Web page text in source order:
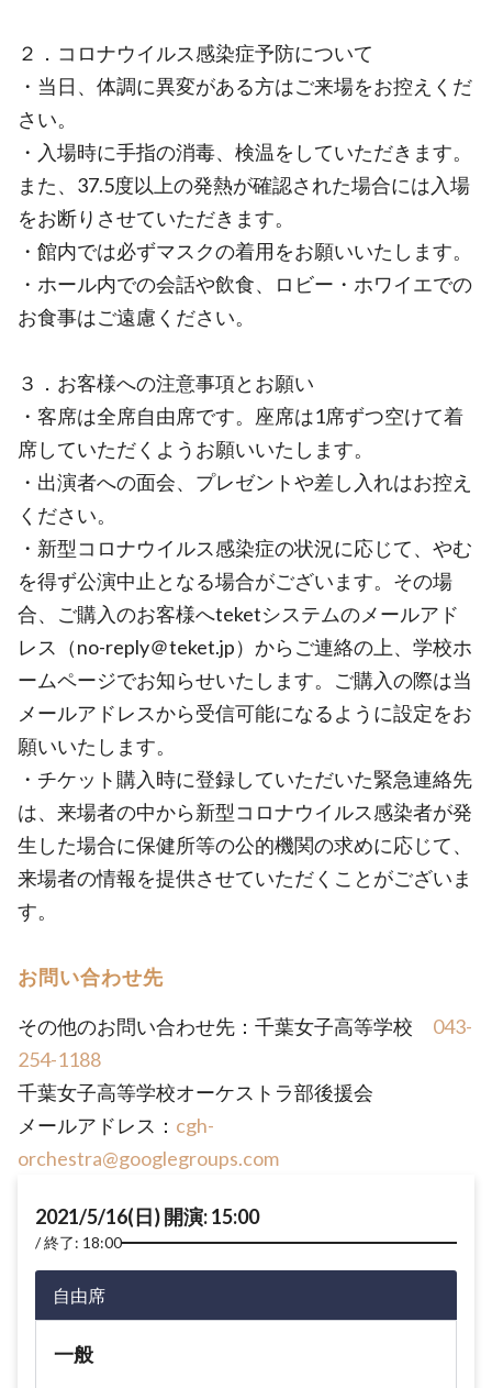
２．コロナウイルス感染症予防について
・当日、体調に異変がある方はご来場をお控えくだ
さい。
・入場時に手指の消毒、検温をしていただきます。
また、37.5度以上の発熱が確認された場合には入場
をお断りさせていただきます。
・館内では必ずマスクの着用をお願いいたします。
・ホール内での会話や飲食、ロビー・ホワイエでの
お食事はご遠慮ください。
３．お客様への注意事項とお願い
・客席は全席自由席です。座席は1席ずつ空けて着
席していただくようお願いいたします。
・出演者への面会、プレゼントや差し入れはお控え
ください。
・新型コロナウイルス感染症の状況に応じて、やむ
を得ず公演中止となる場合がございます。その場
合、ご購入のお客様へteketシステムのメールアド
レス（no-reply＠teket.jp）からご連絡の上、学校ホ
ームページでお知らせいたします。ご購入の際は当
メールアドレスから受信可能になるように設定をお
願いいたします。
・チケット購入時に登録していただいた緊急連絡先
は、来場者の中から新型コロナウイルス感染者が発
生した場合に保健所等の公的機関の求めに応じて、
来場者の情報を提供させていただくことがございま
す。
お問い合わせ先
その他のお問い合わせ先：千葉女子高等学校 043-
254-1188
千葉女子高等学校オーケストラ部後援会
メールアドレス： cgh-
orchestra@googlegroups.com
2021/5/16(日) 開演: 15:00
終了: 18:00
自由席
一般